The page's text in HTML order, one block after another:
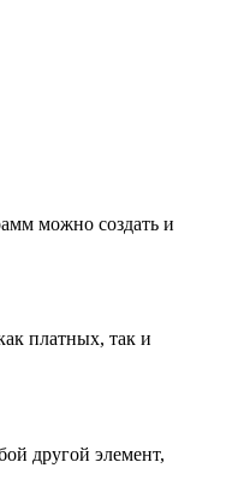
можно создать и
платных, так и
другой элемент,